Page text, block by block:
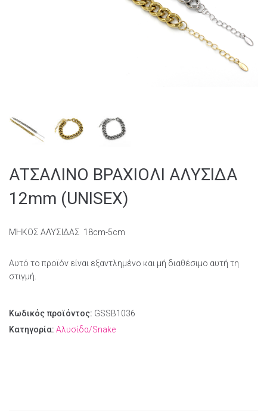
ΑΤΣΑΛΙΝΟ ΒΡΑΧΙΟΛΙ ΑΛΥΣΙΔΑ
12mm (UNISEX)
ΜΗΚΟΣ ΑΛΥΣΙΔΑΣ 18cm-5cm
Αυτό το προϊόν είναι εξαντλημένο και μή διαθέσιμο αυτή τη
στιγμή.
Κωδικός προϊόντος: GSSB1036
Κατηγορία: Αλυσίδα/Snake